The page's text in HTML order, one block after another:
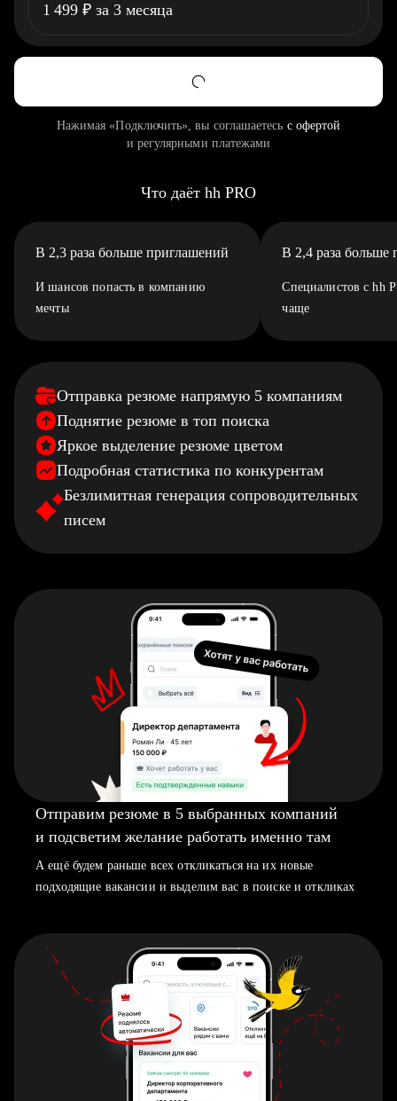
1 499 ₽ за 3 месяца
Нажимая «Подключить», вы соглашаетесь с офертой
и регулярными платежами
Что даёт hh PRO
В 2,3 раза больше приглашений
И шансов попасть в компанию
мечты
В 2,4 раза больше
Специалистов с hh
чаще
Отправка резюме напрямую 5 компаниям
Поднятие резюме в топ поиска
Яркое выделение резюме цветом
Подробная статистика по конкурентам
Безлимитная генерация сопроводительных
писем
Отправим резюме в 5 выбранных компаний
и подсветим желание работать именно там
А ещё будем раньше всех откликаться на их новые
подходящие вакансии и выделим вас в поиске и откликах